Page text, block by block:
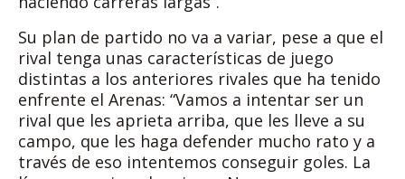
Su plan de partido no va a variar, pese a que el
rival tenga unas características de juego
distintas a los anteriores rivales que ha tenido
enfrente el Arenas: “Vamos a intentar ser un
rival que les aprieta arriba, que les lleve a su
campo, que les haga defender mucho rato y a
través de eso intentemos conseguir goles. La